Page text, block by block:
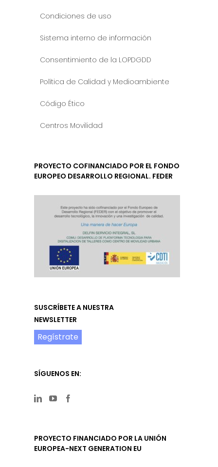
Condiciones de uso
Sistema interno de información
Consentimiento de la LOPDGDD
Política de Calidad y Medioambiente
Código Ético
Centros Movilidad
PROYECTO COFINANCIADO POR EL FONDO
EUROPEO DESARROLLO REGIONAL. FEDER
SUSCRÍBETE A NUESTRA
NEWSLETTER
Regístrate
SÍGUENOS EN:
PROYECTO FINANCIADO POR LA UNIÓN
EUROPEA-NEXT GENERATION EU